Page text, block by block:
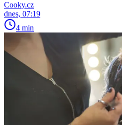
Cooky.cz
dnes, 07:19
4 min